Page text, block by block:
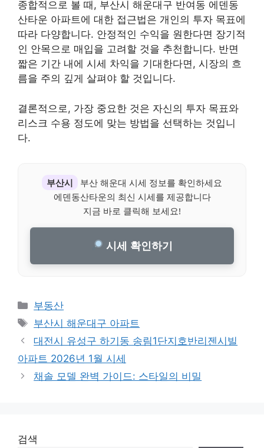
종합적으로 볼 때, 부산시 해운대구 반여동 에덴동
산타운 아파트에 대한 접근법은 개인의 투자 목표에
따라 다양합니다. 안정적인 수익을 원한다면 장기적
인 안목으로 매입을 고려할 것을 추천합니다. 반면
짧은 기간 내에 시세 차익을 기대한다면, 시장의 흐
름을 주의 깊게 살펴야 할 것입니다.
결론적으로, 가장 중요한 것은 자신의 투자 목표와
리스크 수용 정도에 맞는 방법을 선택하는 것입니
다.
부산시
부산 해운대 시세 정보를 확인하세요
에덴동산타운의 최신 시세를 제공합니다
지금 바로 클릭해 보세요!
시세 확인하기
Categories
부동산
Tags
부산시 해운대구 아파트
대전시 유성구 하기동 송림1단지호반리젠시빌
아파트 2026년 1월 시세
채솔 모델 완벽 가이드: 스타일의 비밀
검색